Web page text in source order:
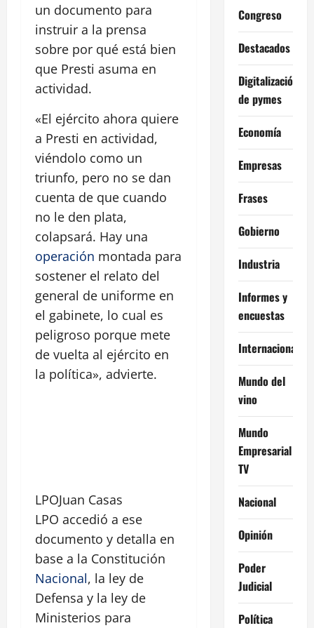
un documento para
instruir a la prensa
sobre por qué está bien
que Presti asuma en
actividad.
«El ejército ahora quiere
a Presti en actividad,
viéndolo como un
triunfo, pero no se dan
cuenta de que cuando
no le den plata,
colapsará. Hay una
operación montada para
sostener el relato del
general de uniforme en
el gabinete, lo cual es
peligroso porque mete
de vuelta al ejército en
la política», advierte.
LPOJuan Casas
LPO accedió a ese
documento y detalla en
base a la Constitución
Nacional, la ley de
Defensa y la ley de
Ministerios para
Congreso
Destacados
Digitalización
de pymes
Economía
Empresas
Frases
Gobierno
Industria
Informes y
encuestas
Internacional
Mundo del
vino
Mundo
Empresarial
TV
Nacional
Opinión
Poder
Judicial
Política